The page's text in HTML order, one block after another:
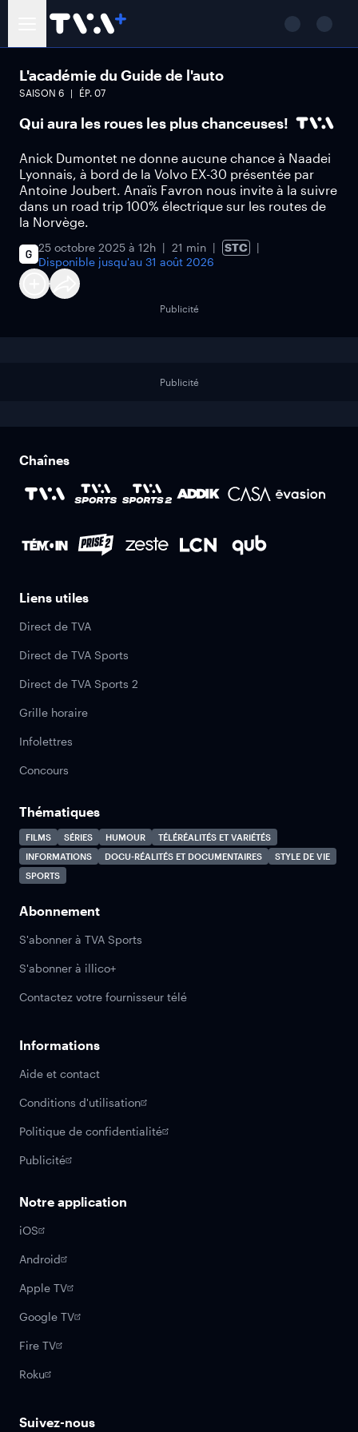
L'académie du Guide de l'auto
SAISON 6 ÉP. 07
Qui aura les roues les plus chanceuses!
Anick Dumontet ne donne aucune chance à Naadei
Lyonnais, à bord de la Volvo EX-30 présentée par
Antoine Joubert. Anaïs Favron nous invite à la suivre
dans un road trip 100% électrique sur les routes de
la Norvège.
25 octobre 2025 à 12h 21 min
STC
Disponible jusqu'au 31 août 2026
Publicité
Publicité
Chaînes
Liens utiles
Direct de TVA
Direct de TVA Sports
Direct de TVA Sports 2
Grille horaire
Infolettres
Concours
Thématiques
FILMS SÉRIES HUMOUR
TÉLÉRÉALITÉS ET VARIÉTÉS
INFORMATIONS
DOCU-RÉALITÉS ET DOCUMENTAIRES
STYLE DE VIE
SPORTS
Abonnement
S'abonner à TVA Sports
S'abonner à illico+
Contactez votre fournisseur télé
Informations
Aide et contact
Conditions d'utilisation
Politique de confidentialité
Publicité
Notre application
iOS
Android
Apple TV
Google TV
Fire TV
Roku
Suivez-nous